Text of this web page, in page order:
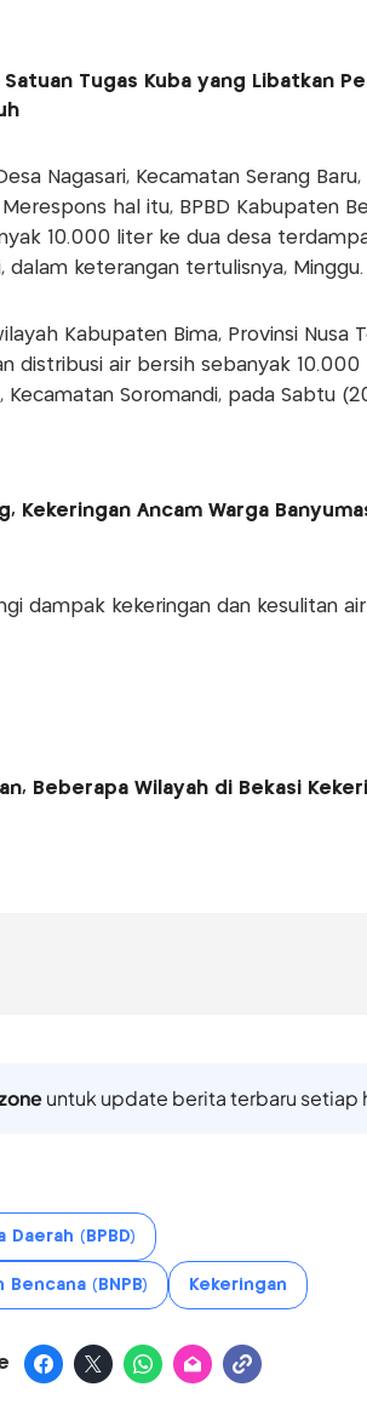
Satuan Tugas Kuba yang Libatkan
Nagasari, Kecamatan Serang Baru,
hal itu, BPBD Kabupaten
10.000 liter ke dua desa
dalam keterangan tertulisnya, Minggu.
Kabupaten Bima, Provinsi Nusa
distribusi air bersih sebanyak
Soromandi, pada Sabtu
Kekeringan Ancam Warga
dampak kekeringan dan kesulitan
Beberapa Wilayah di Bekasi
untuk update berita terbaru setiap
(BPBD)
(BNPB) Kekeringan